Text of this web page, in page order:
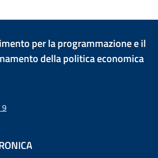
per la programmazione e il
della politica economica
9